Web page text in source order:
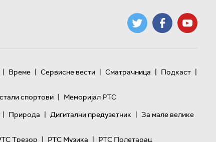
| Време | Сервисне вести | Сматрачница | Подкаст |
спортови | Меморијал РТС
| Природа | Дигитални предузетник | За мале велике
Трезор | РТС Музика | РТС Полетарац